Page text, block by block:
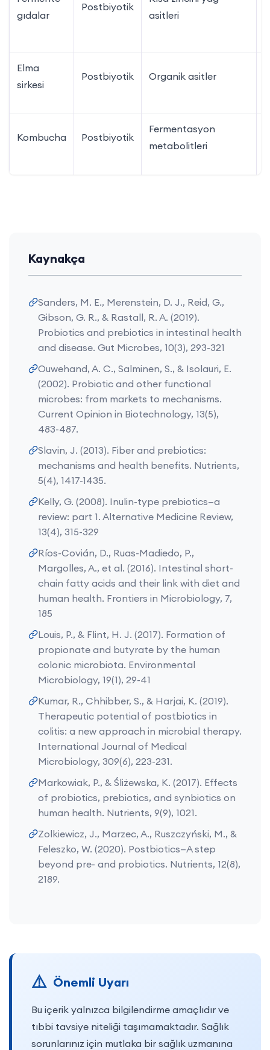
gıdalar
Postbiyotik
asitleri
Elma
sirkesi
Postbiyotik Organik asitler
Kombucha Postbiyotik
Fermentasyon
metabolitleri
Kaynakça
Sanders, M. E., Merenstein, D. J., Reid, G.,
Gibson, G. R., & Rastall, R. A. (2019).
Probiotics and prebiotics in intestinal health
and disease. Gut Microbes, 10(3), 293-321
Ouwehand, A. C., Salminen, S., & Isolauri, E.
(2002). Probiotic and other functional
microbes: from markets to mechanisms.
Current Opinion in Biotechnology, 13(5),
483-487.
Slavin, J. (2013). Fiber and prebiotics:
mechanisms and health benefits. Nutrients,
5(4), 1417-1435.
Kelly, G. (2008). Inulin-type prebiotics—a
review: part 1. Alternative Medicine Review,
13(4), 315-329
Ríos-Covián, D., Ruas-Madiedo, P.,
Margolles, A., et al. (2016). Intestinal short-
chain fatty acids and their link with diet and
human health. Frontiers in Microbiology, 7,
185
Louis, P., & Flint, H. J. (2017). Formation of
propionate and butyrate by the human
colonic microbiota. Environmental
Microbiology, 19(1), 29-41
Kumar, R., Chhibber, S., & Harjai, K. (2019).
Therapeutic potential of postbiotics in
colitis: a new approach in microbial therapy.
International Journal of Medical
Microbiology, 309(6), 223-231.
Markowiak, P., & Śliżewska, K. (2017). Effects
of probiotics, prebiotics, and synbiotics on
human health. Nutrients, 9(9), 1021.
Zolkiewicz, J., Marzec, A., Ruszczyński, M., &
Feleszko, W. (2020). Postbiotics—A step
beyond pre- and probiotics. Nutrients, 12(8),
2189.
Önemli Uyarı
Bu içerik yalnızca bilgilendirme amaçlıdır ve
tıbbi tavsiye niteliği taşımamaktadır. Sağlık
sorunlarınız için mutlaka bir sağlık uzmanına